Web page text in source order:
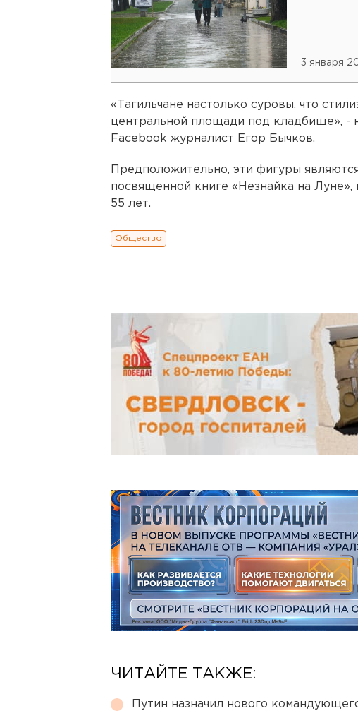
3 января
«Тагильчане настолько суровы, что
центральной площади под кладбище», -
Facebook журналист Егор Бычков.
Предположительно, эти фигуры
посвященной книге «Незнайка на Луне»,
55 лет.
Общество
ЧИТАЙТЕ ТАКЖЕ:
Путин назначил нового